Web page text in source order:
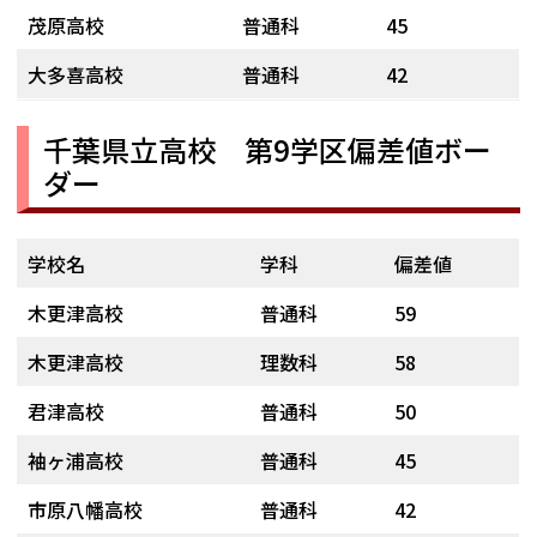
茂原高校
普通科
45
大多喜高校
普通科 42
千葉県立高校 第9学区偏差値ボー
ダー
学校名 学科
偏差値
木更津高校
普通科
59
木更津高校
理数科
58
君津高校
普通科
50
袖ヶ浦高校
普通科
45
市原八幡高校
普通科
42